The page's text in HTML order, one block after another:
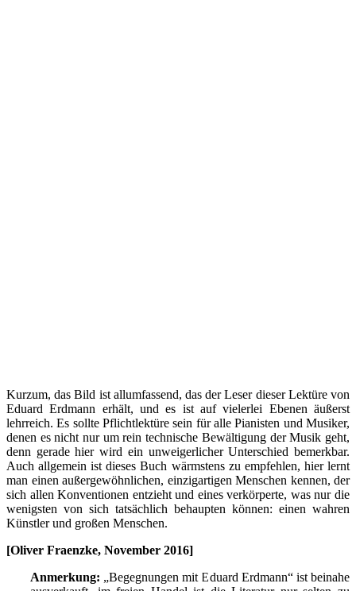
Kurzum, das Bild ist allumfassend, das der Leser dieser Lektüre von
Eduard Erdmann erhält, und es ist auf vielerlei Ebenen äußerst
lehrreich. Es sollte Pflichtlektüre sein für alle Pianisten und Musiker,
denen es nicht nur um rein technische Bewältigung der Musik geht,
denn gerade hier wird ein unweigerlicher Unterschied bemerkbar.
Auch allgemein ist dieses Buch wärmstens zu empfehlen, hier lernt
man einen außergewöhnlichen, einzigartigen Menschen kennen, der
sich allen Konventionen entzieht und eines verkörperte, was nur die
wenigsten von sich tatsächlich behaupten können: einen wahren
Künstler und großen Menschen.
[Oliver Fraenzke, November 2016]
Anmerkung: „Begegnungen mit Eduard Erdmann“ ist beinahe